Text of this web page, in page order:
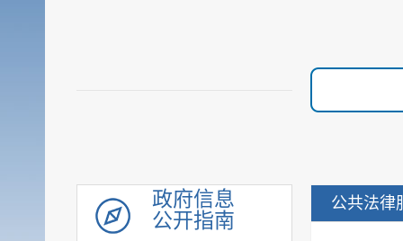
政府信息
公开指南
政府采购
行政权力
公共法律